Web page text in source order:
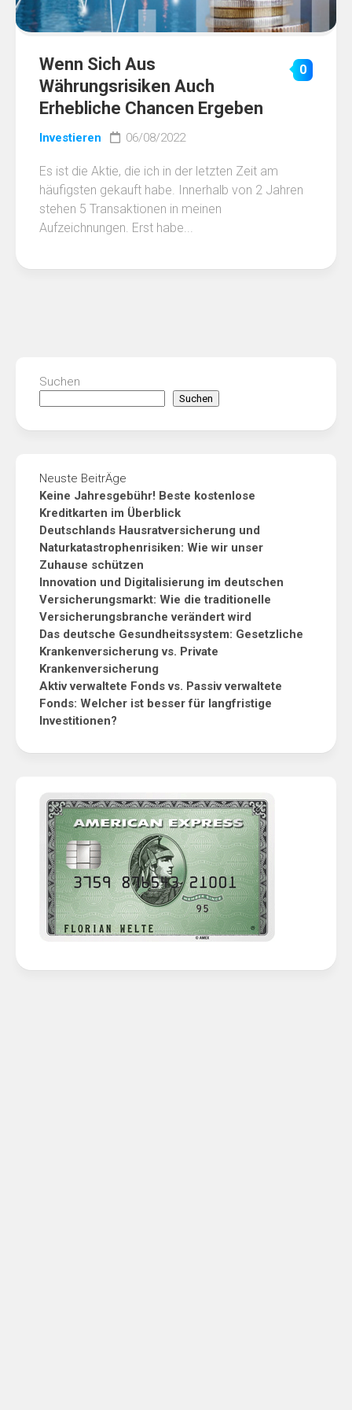
Wenn Sich Aus
Währungsrisiken Auch
Erhebliche Chancen Ergeben
0
Investieren 06/08/2022
Es ist die Aktie, die ich in der letzten Zeit am
häufigsten gekauft habe. Innerhalb von 2 Jahren
stehen 5 Transaktionen in meinen
Aufzeichnungen. Erst habe...
Suchen
Suchen
Neuste BeitrÄge
Keine Jahresgebühr! Beste kostenlose
Kreditkarten im Überblick
Deutschlands Hausratversicherung und
Naturkatastrophenrisiken: Wie wir unser
Zuhause schützen
Innovation und Digitalisierung im deutschen
Versicherungsmarkt: Wie die traditionelle
Versicherungsbranche verändert wird
Das deutsche Gesundheitssystem: Gesetzliche
Krankenversicherung vs. Private
Krankenversicherung
Aktiv verwaltete Fonds vs. Passiv verwaltete
Fonds: Welcher ist besser für langfristige
Investitionen?